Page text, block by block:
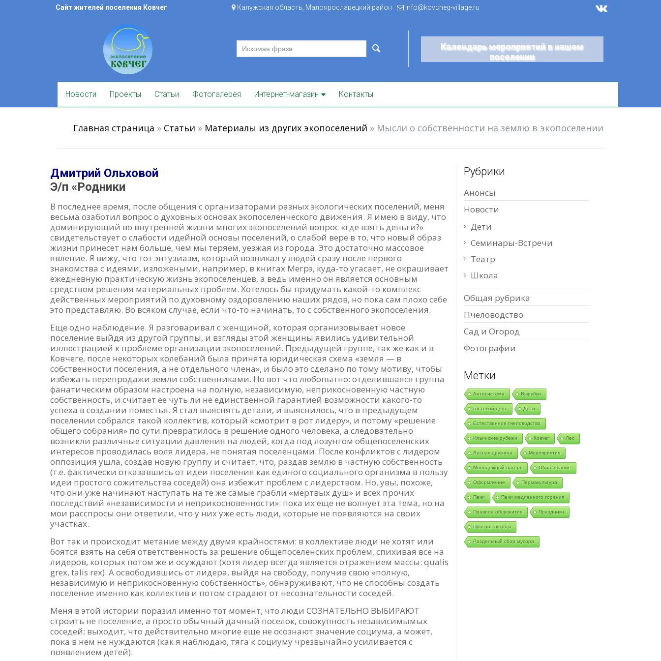
Skip
Сайт жителей поселения Ковчег Калужская область, Малоярославецкий район info@kovcheg-village.ru
Календарь мероприятий в нашем
поселении
content
Новости Проекты Статьи Фотогалерея Интернет-магазин Контакты
Главная страница » Статьи » Материалы из других экопоселений » Мысли о собственности на землю в экопоселении
Дмитрий Ольховой
Э/п «Родники
В последнее время, после общения с организаторами разных экологических поселений, меня
весьма озаботил вопрос о духовных основах экопоселенческого движения. Я имею в виду, что
доминирующий во внутренней жизни многих экопоселений вопрос «где взять деньги?»
свидетельствует о слабости идейной основы поселений, о слабой вере в то, что новый образ
жизни принесет нам больше, чем мы теряем, уезжая из города. Это достаточно массовое
явление. Я вижу, что тот энтузиазм, который возникал у людей сразу после первого
знакомства с идеями, изложеными, например, в книгах Мегрэ, куда-то угасает, не окрашивает
ежедневную практическую жизнь экопоселенцев, а ведь именно он является основным
средством решения материальных проблем. Хотелось бы придумать какой-то комплекс
действенных мероприятий по духовному оздоровлению наших рядов, но пока сам плохо себе
это представляю. Во всяком случае, если что-то начинать, то с собственного экопоселения.
Еще одно наблюдение. Я разговаривал с женщиной, которая организовывает новое
поселение выйдя из другой группы, и взгляды этой женщины явились удивительной
иллюстрацией к проблеме организации экопоселений. Предыдущей группе, так же как и в
Ковчеге, после некоторых колебаний была принята юридическая схема «земля — в
собственности поселения, а не отдельного члена», и было это сделано по тому мотиву, чтобы
избежать перепродажи земли собственниками. Но вот что любопытно: отделившаяся группа
фанатическим образом настроена на полную, независимую, неприкосновенную частную
собственность, и считает ее чуть ли не единственной гарантией возможности какого-то
успеха в создании поместья. Я стал выяснять детали, и выяснилось, что в предыдущем
поселении собрался такой коллектив, который «смотрит в рот лидеру», и потому «решение
общего собрания» по сути превратилось в решение одного человека, а следовательно
возникли различные ситуации давления на людей, когда под лозунгом общепоселенских
интересов проводилась воля лидера, не понятая поселенцами. После конфликтов с лидером
оппозиция ушла, создав новую группу и считает, что, раздав землю в частную собственность
(т.е. фактически отказавшись от идеи поселения как единого социального организма в пользу
идеи простого сожительства соседей) она избежит проблем с лидерством. Но, увы, похоже,
что они уже начинают наступать на те же самые грабли «мертвых душ» и всех прочих
последствий «независимости и неприкосновенности»: пока их еще не волнует эта тема, но на
мои расспросы они ответили, что у них уже есть люди, которые не появляются на своих
участках.
Вот так и происходит метание между двумя крайностями: в коллективе люди не хотят или
боятся взять на себя ответственность за решение общепоселенских проблем, спихивая все на
лидеров, которых потом же и осуждают (хотя лидер всегда является отражением массы: qualis
grex, talis rex). А освободившись от лидера, выйдя на свободу, получив свою «полную,
независимую и неприкосновенную собственность», обнаруживают, что не способны создать
поселение именно как коллектив и потом страдают от несознательности соседей.
Меня в этой истории поразил именно тот момент, что люди СОЗНАТЕЛЬНО ВЫБИРАЮТ
строить не поселение, а просто обычный дачный поселок, совокупность независимымых
соседей: выходит, что действительно многие еще не осознают значение социума, а может,
пока в нем не нуждаются (как я наблюдаю, тяга к социуму чрезвычайно усиливается с
появлением детей).
Рубрики
Анонсы
Новости
Дети
Семинары-Встречи
Театр
Школа
Общая рубрика
Пчеловодство
Сад и Огород
Фотографии
Метки
Антисистема Вырубки
Гостевой день Дети
Естественное пчеловодство
Ильинские рубежи Ковчег Лес
Лесная дружина Мероприятия
Молодежный лагерь Образование
Оформление Пермакультура
Печи Печи медленного горения
Правила общежития Праздники
Прогноз погоды
Раздельный сбор мусора